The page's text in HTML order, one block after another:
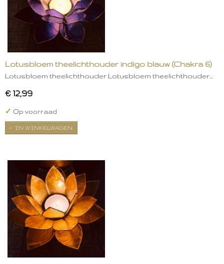
Lotusbloem theelichthouder indigo blauw (Chakra 6)
Lotusbloem theelichthouder Lotusbloem theelichthouder…
€ 12,99
✓ Op voorraad
IN WINKELWAGEN